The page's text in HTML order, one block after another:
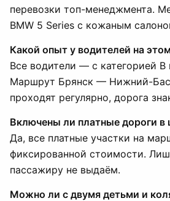
перевозки топ-менеджмента.
BMW 5 Series с кожаным
Какой опыт у водителей на
Все водители — с категорией
Маршрут Брянск — Нижний-
проходят регулярно, дорога
Включены ли платные дороги в
Да, все платные участки на
фиксированной стоимости.
пассажиру не выдаём.
Можно ли с двумя детьми и